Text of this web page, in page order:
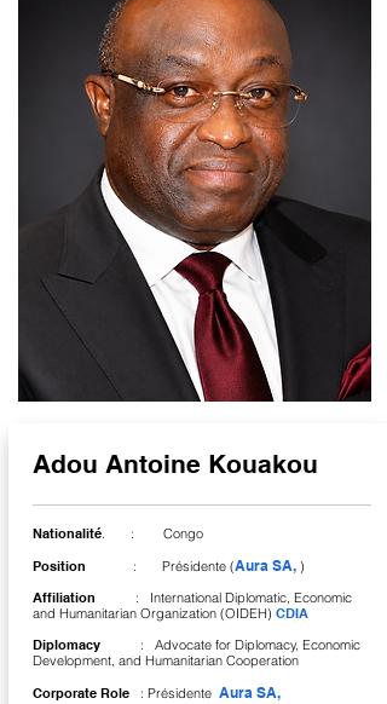
Adou Antoine Kouakou
Nationalité. : Congo
Position : Présidente (Aura SA, )
Affiliation : International Diplomatic, Economic
and Humanitarian Organization (OIDEH) CDIA
Diplomacy : Advocate for Diplomacy, Economic
Development, and Humanitarian Cooperation
Corporate Role : Présidente Aura SA,